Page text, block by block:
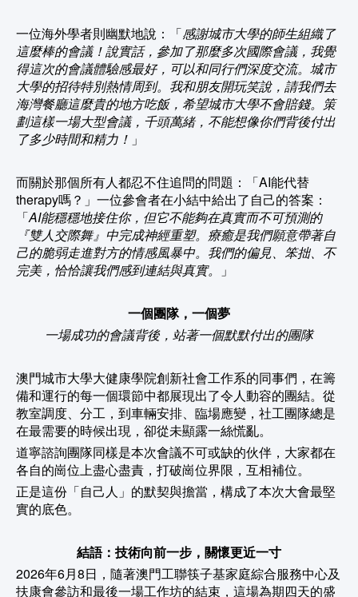
一位海外學者則幽默地說：「感謝城市大學的師生組織了
這麼棒的會議！說實話，參加了那麼多次國際會議，我覺
得這次的會議體驗感最好，可以和同行們深度交流。城市
大學的招待特別熱情周到。我和朋友開玩笑說，請我們去
海灣餐廳這麼貴的地方吃飯，希望城市大學不會賠錢。策
劃這樣一場大型會議，千頭萬緒，不能想像你們背後付出
了多少時間和精力！ 」
而關於那個所有人都忍不住追問的問題：「AI能代替
therapy嗎？」一位參會者在小結中給出了自己的答案：
「AI能穩穩地接住你，但它不能夠在真實而不可預測的
『雙人交際舞』中完成神經重塑。療癒是我們願意帶著自
己的脆弱走進對方的情感風暴中。我們的偏見、笨拙、不
完美，恰恰讓我們感到連結與真實。
」
一個團隊，一個夢
一場成功的會議背後，站著一個默默付出的團隊
澳門城市大學大健康學院創新社會工作系的同事們，在籌
備和運行的每一個環節中都展現出了令人動容的團結。從
教室調度、分工，到車輛安排、臨場應變，社工團隊總是
在最需要的時候出現，卻從未顯露一絲慌亂。
道寧諮詢團隊同樣是本次會議不可或缺的伙伴，大家都在
各自的崗位上盡心盡責，打破崗位界限，互相補位。
正是這份「自己人」的默契與擔當，構成了本次大會最堅
實的底色。
結語：技術向前一步，關懷更近一寸
2026年6月8日，隨著澳門工聯筷子基家庭綜合服務中心及
扶康會參訪和最後一場工作坊的結束，這場為期四天的盛